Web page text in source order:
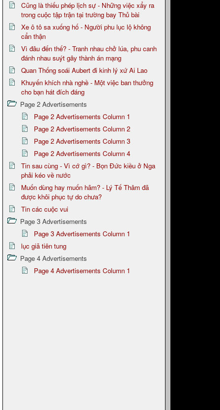
Cũng là thiếu phép lịch sự - Những việc xẩy ra
trong cuộc tập trận tại trường bay Thủ bài
Xe ô tô sa xuống hố - Người phu lục lộ không
cẩn thận
Vì đâu đến thế? - Tranh nhau chở lúa, phu canh
đánh nhau suýt gây thành án mạng
Quan Thống soái Aubert đi kinh lý xứ Ai Lao
Khuyến khích nhà nghề - Một việc ban thưởng
cho bạn hát đích đáng
Page 2 Advertisements
Page 2 Advertisements Column 1
Page 2 Advertisements Column 2
Page 2 Advertisements Column 3
Page 2 Advertisements Column 4
Tin sau cùng - Vì cớ gì? - Bọn Đức kiều ở Nga
phải kéo về nước
Muốn dùng hay muốn hãm? - Lý Tế Thâm đã
được khôi phục tự do chưa?
Tin các cuộc vui
Page 3 Advertisements
Page 3 Advertisements Column 1
lục giã tiên tung
Page 4 Advertisements
Page 4 Advertisements Column 1